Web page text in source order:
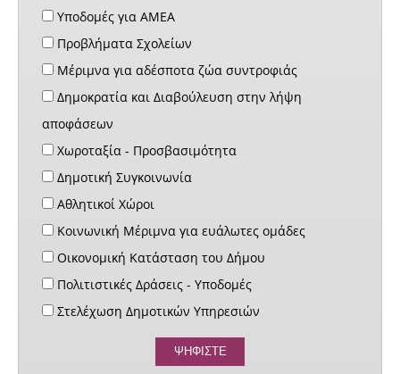
Υποδομές για ΑΜΕΑ
Προβλήματα Σχολείων
Μέριμνα για αδέσποτα ζώα συντροφιάς
Δημοκρατία και Διαβούλευση στην λήψη
αποφάσεων
Χωροταξία - Προσβασιμότητα
Δημοτική Συγκοινωνία
Αθλητικοί Χώροι
Κοινωνική Μέριμνα για ευάλωτες ομάδες
Οικονομική Κατάσταση του Δήμου
Πολιτιστικές Δράσεις - Υποδομές
Στελέχωση Δημοτικών Υπηρεσιών